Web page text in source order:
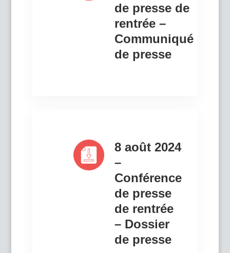
de presse de
rentrée –
Communiqué
de presse
8 août 2024
–
Conférence
de presse
de rentrée
– Dossier
de presse